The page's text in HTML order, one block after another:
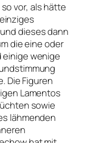
vor, als hätte
dieses dann
die eine oder
wenige
Die Figuren
Lamentos
sowie
lähmenden